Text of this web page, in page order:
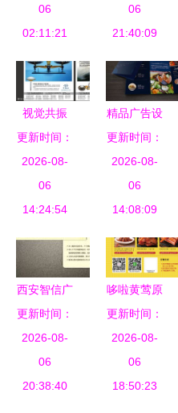
广告设计新
高度
06
02:11:21
象的智慧密
码
06
21:40:09
视觉共振
系列产品广
告设计图片
的创新与感
染力
更新时间：
2026-08-
06
14:24:54
精品广告设
计 从灵感
借鉴到创意
落地
更新时间：
2026-08-
06
14:08:09
西安智信广
告设计策划
以专业设计
塑造精品画
册与品牌形
更新时间：
2026-08-
06
20:38:40
哆啦黄莺原
创设计 单
页食品广
告，唤醒味
蕾的平面艺
更新时间：
2026-08-
06
18:50:23